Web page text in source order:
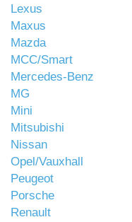
Lexus
Maxus
Mazda
MCC/Smart
Mercedes-Benz
MG
Mini
Mitsubishi
Nissan
Opel/Vauxhall
Peugeot
Porsche
Renault